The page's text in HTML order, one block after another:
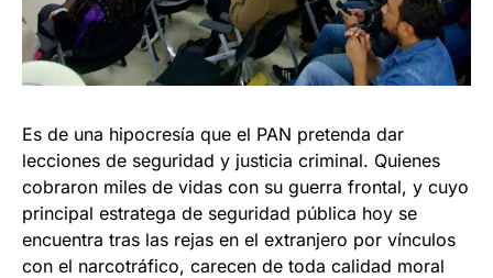
Es de una hipocresía que el PAN pretenda dar
lecciones de seguridad y justicia criminal. Quienes
cobraron miles de vidas con su guerra frontal, y cuyo
principal estratega de seguridad pública hoy se
encuentra tras las rejas en el extranjero por vínculos
con el narcotráfico, carecen de toda calidad moral